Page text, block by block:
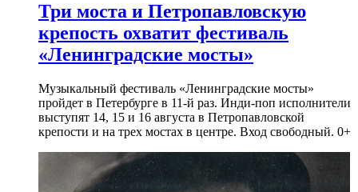
Три моста и Петропавловскую
крепость охватит фестиваль
«Ленинградские мосты»
Музыкальный фестиваль «Ленинградские мосты»
пройдет в Петербурге в 11-й раз. Инди-поп исполнители
выступят 14, 15 и 16 августа в Петропавловской
крепости и на трех мостах в центре. Вход свободный. 0+